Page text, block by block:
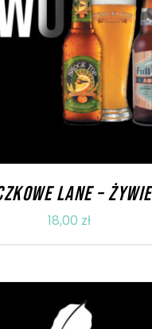
DO KOSZYKA /
LANE –
18,00 zł